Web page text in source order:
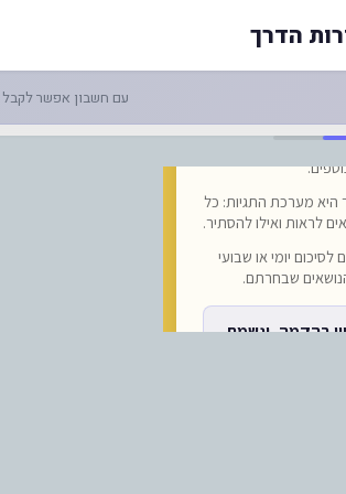
פרוייקט מיוחדהדרך
עם חשבון אפשר לקבל